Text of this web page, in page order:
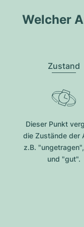
Welcher
Zustand
Dieser Punkt
die Zustände der
z.B.
und "gut".